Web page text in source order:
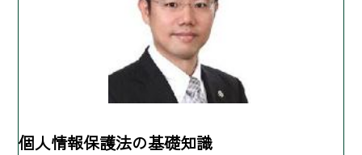
個人情報保護法の基礎知識